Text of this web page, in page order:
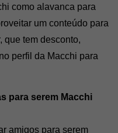
como alavanca para
um conteúdo para
que tem desconto,
perfil da Macchi para
para serem Macchi
amigos para serem